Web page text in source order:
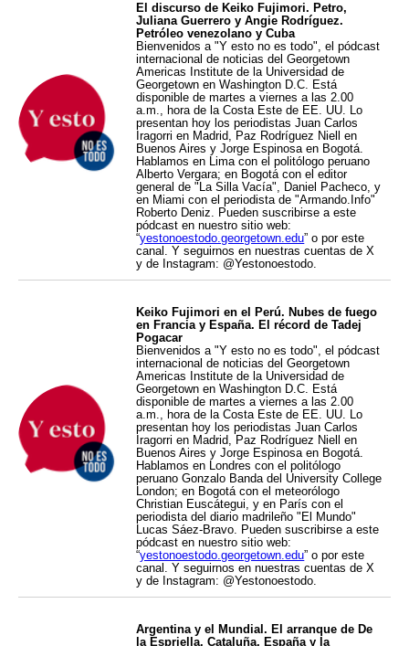
El discurso de Keiko Fujimori. Petro,
Juliana Guerrero y Angie Rodríguez.
Petróleo venezolano y Cuba
Bienvenidos a "Y esto no es todo", el pódcast
internacional de noticias del Georgetown
Americas Institute de la Universidad de
Georgetown en Washington D.C. Está
disponible de martes a viernes a las 2.00
a.m., hora de la Costa Este de EE. UU. Lo
presentan hoy los periodistas Juan Carlos
Iragorri en Madrid, Paz Rodríguez Niell en
Buenos Aires y Jorge Espinosa en Bogotá.
Hablamos en Lima con el politólogo peruano
Alberto Vergara; en Bogotá con el editor
general de "La Silla Vacía", Daniel Pacheco, y
en Miami con el periodista de "Armando.Info"
Roberto Deniz. Pueden suscribirse a este
pódcast en nuestro sitio web:
“yestonoestodo.georgetown.edu” o por este
canal. Y seguirnos en nuestras cuentas de X
y de Instagram: @Yestonoestodo.
Keiko Fujimori en el Perú. Nubes de fuego
en Francia y España. El récord de Tadej
Pogacar
Bienvenidos a "Y esto no es todo", el pódcast
internacional de noticias del Georgetown
Americas Institute de la Universidad de
Georgetown en Washington D.C. Está
disponible de martes a viernes a las 2.00
a.m., hora de la Costa Este de EE. UU. Lo
presentan hoy los periodistas Juan Carlos
Iragorri en Madrid, Paz Rodríguez Niell en
Buenos Aires y Jorge Espinosa en Bogotá.
Hablamos en Londres con el politólogo
peruano Gonzalo Banda del University College
London; en Bogotá con el meteorólogo
Christian Euscátegui, y en París con el
periodista del diario madrileño "El Mundo"
Lucas Sáez-Bravo. Pueden suscribirse a este
pódcast en nuestro sitio web:
“yestonoestodo.georgetown.edu” o por este
canal. Y seguirnos en nuestras cuentas de X
y de Instagram: @Yestonoestodo.
Argentina y el Mundial. El arranque de De
la Espriella. Cataluña, España y la